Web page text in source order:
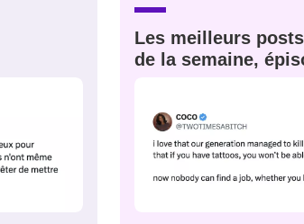
Les meilleurs
de la semaine,
vous proposer ?
Ma propre
sélection